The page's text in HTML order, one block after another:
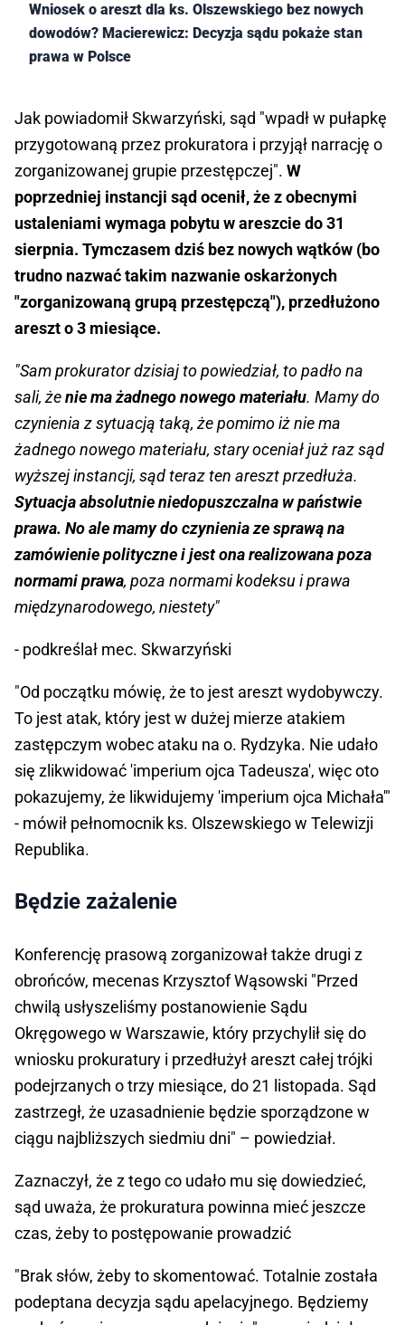
Wniosek o areszt dla ks. Olszewskiego bez nowych
dowodów? Macierewicz: Decyzja sądu pokaże stan
prawa w Polsce
Jak powiadomił Skwarzyński, sąd "wpadł w pułapkę
przygotowaną przez prokuratora i przyjął narrację o
zorganizowanej grupie przestępczej". W
poprzedniej instancji sąd ocenił, że z obecnymi
ustaleniami wymaga pobytu w areszcie do 31
sierpnia. Tymczasem dziś bez nowych wątków (bo
trudno nazwać takim nazwanie oskarżonych
"zorganizowaną grupą przestępczą"), przedłużono
areszt o 3 miesiące.
"Sam prokurator dzisiaj to powiedział, to padło na
sali, żenie ma żadnego nowego materiału. Mamy do
czynienia z sytuacją taką, że pomimo iż nie ma
żadnego nowego materiału, stary oceniał już raz sąd
wyższej instancji, sąd teraz ten areszt przedłuża.
Sytuacja absolutnie niedopuszczalna w państwie
prawa. No ale mamy do czynienia ze sprawą na
zamówienie polityczne i jest ona realizowana poza
normami prawa, poza normami kodeksu i prawa
międzynarodowego, niestety"
- podkreślał mec. Skwarzyński
"Od początku mówię, że to jest areszt wydobywczy.
To jest atak, który jest w dużej mierze atakiem
zastępczym wobec ataku na o. Rydzyka. Nie udało
się zlikwidować 'imperium ojca Tadeusza', więc oto
pokazujemy, że likwidujemy 'imperium ojca Michała'"
- mówił pełnomocnik ks. Olszewskiego w Telewizji
Republika.
Będzie zażalenie
Konferencję prasową zorganizował także drugi z
obrońców, mecenas Krzysztof Wąsowski "Przed
chwilą usłyszeliśmy postanowienie Sądu
Okręgowego w Warszawie, który przychylił się do
wniosku prokuratury i przedłużył areszt całej trójki
podejrzanych o trzy miesiące, do 21 listopada. Sąd
zastrzegł, że uzasadnienie będzie sporządzone w
ciągu najbliższych siedmiu dni" – powiedział.
Zaznaczył, że z tego co udało mu się dowiedzieć,
sąd uważa, że prokuratura powinna mieć jeszcze
czas, żeby to postępowanie prowadzić
"Brak słów, żeby to skomentować. Totalnie została
podeptana decyzja sądu apelacyjnego. Będziemy